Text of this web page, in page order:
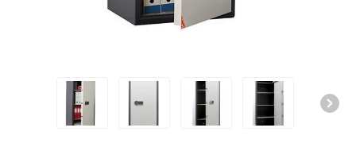
СТЕЛЛАЖИ БУ С УЦЕНКОЙ